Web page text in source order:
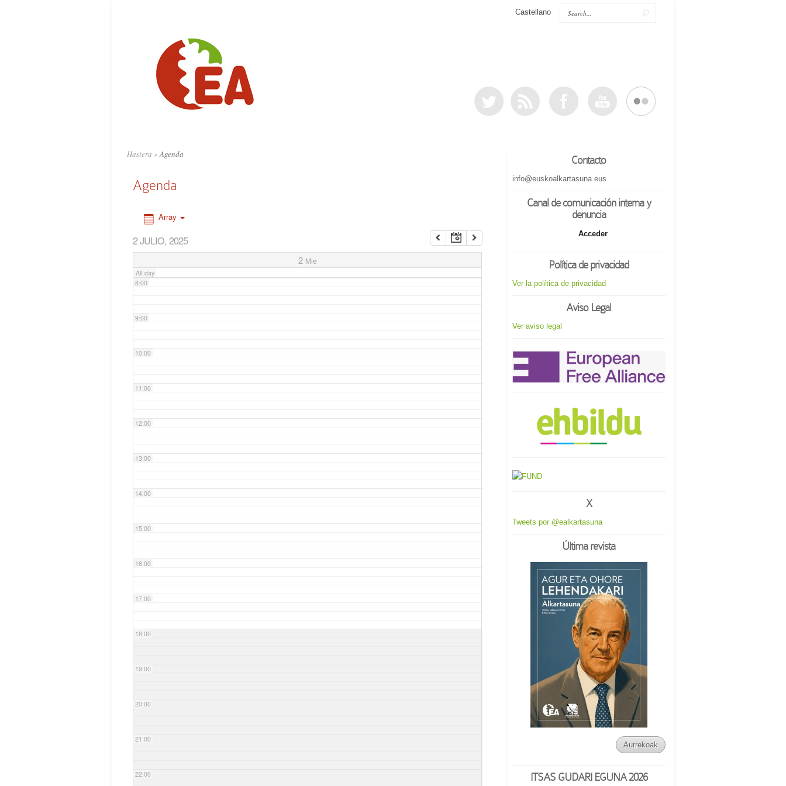
Castellano
Hasiera »Agenda
Agenda
Array
2 JULIO, 2025
2 Mie
All-day
6:00
8:00
9:00
10:00
11:00
12:00
13:00
14:00
15:00
16:00
17:00
18:00
19:00
20:00
21:00
22:00
Contacto
info@euskoalkartasuna.eus
Canal de comunicación interna y
denuncia
Acceder
Política de privacidad
Ver la política de privacidad
Aviso Legal
Ver aviso legal
X
Tweets por @ealkartasuna
Última revista
Aurrekoak
ITSAS GUDARI EGUNA 2026